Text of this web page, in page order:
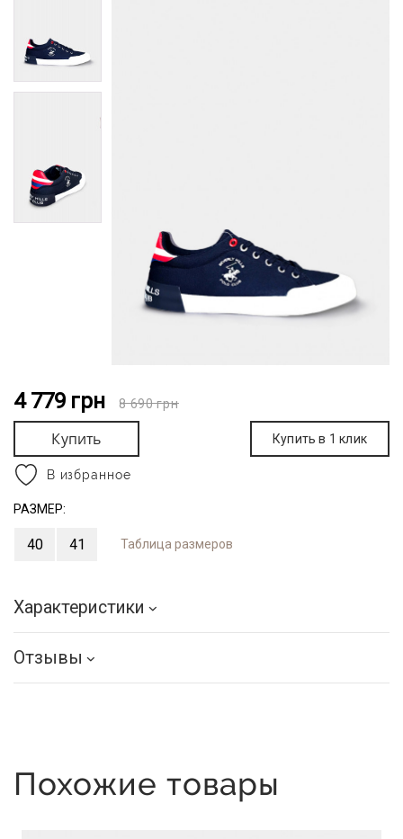
4 779 грн 8 690грн
Купить Купить в 1 клик
В избранное
РАЗМЕР:
40 41 Таблица размеров
Характеристики
Отзывы
Похожие товары